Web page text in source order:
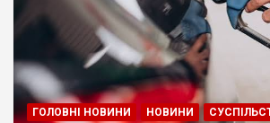
ГОЛОВНІ НОВИНИ НОВИНИ